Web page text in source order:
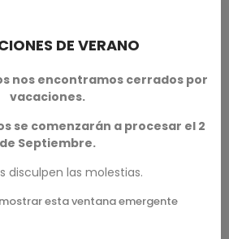
disponibles según se solicite.
un impresor autorizado con licencia
DE VERANO
nos encontramos cerrados por
vacaciones.
se comenzarán a procesar el 2
de Septiembre.
disculpen las molestias.
esta ventana emergente